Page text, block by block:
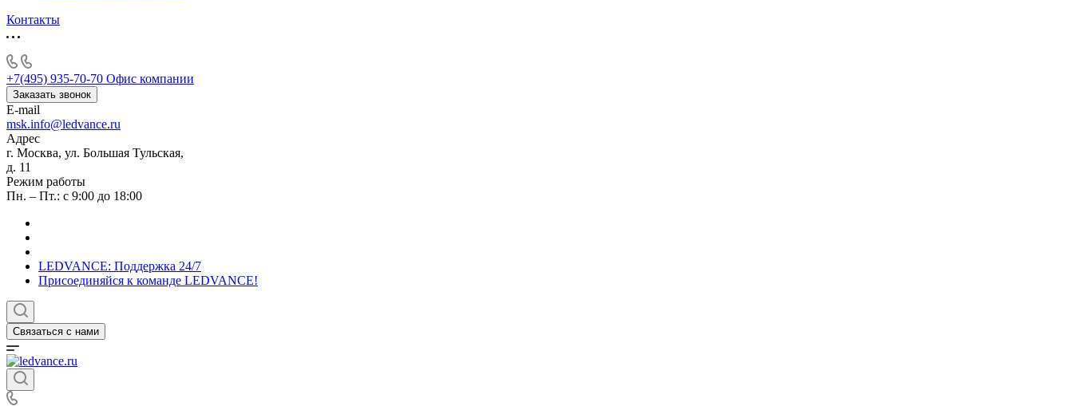
Контакты
+7(495) 935-70-70 Офис компании
Заказать звонок
E-mail
msk.info@ledvance.ru
Адрес
г. Москва, ул. Большая Тульская,
д. 11
Режим работы
Пн. – Пт.: с 9:00 до 18:00
LEDVANCE: Поддержка 24/7
Присоединяйся к команде LEDVANCE!
Связаться с нами